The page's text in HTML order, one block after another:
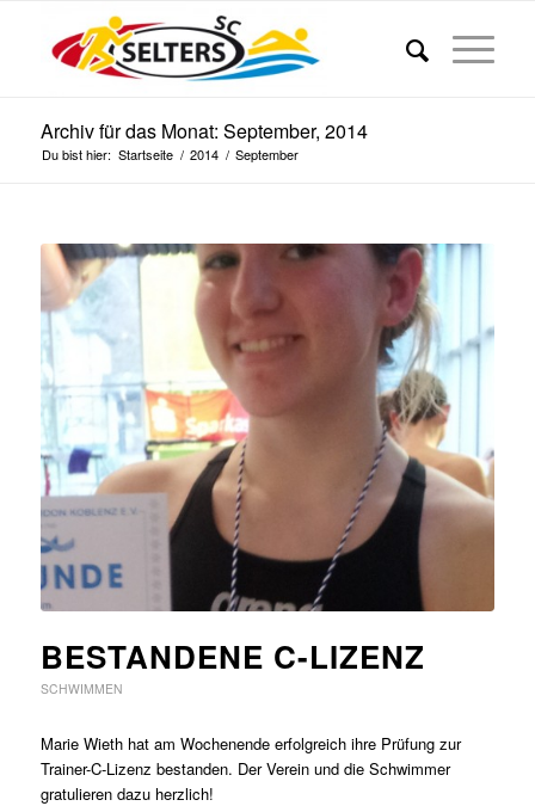
Archiv für das Monat: September, 2014
Du bist hier: Startseite / 2014 / September
BESTANDENE C-LIZENZ
SCHWIMMEN
Marie Wieth hat am Wochenende erfolgreich ihre Prüfung zur
Trainer-C-Lizenz bestanden. Der Verein und die Schwimmer
gratulieren dazu herzlich!